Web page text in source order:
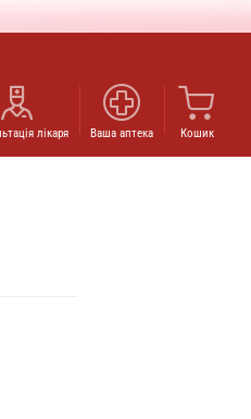
лікаря Ваша аптека Кошик